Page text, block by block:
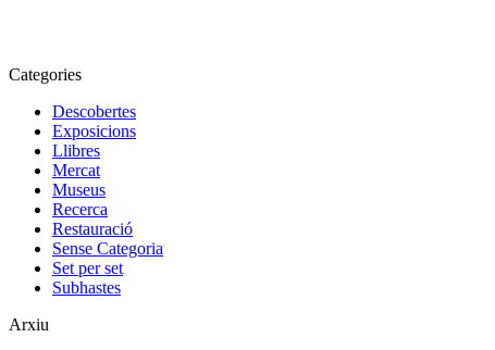
Categories
Descobertes
Exposicions
Llibres
Mercat
Museus
Recerca
Restauració
Sense Categoria
Set per set
Subhastes
Arxiu